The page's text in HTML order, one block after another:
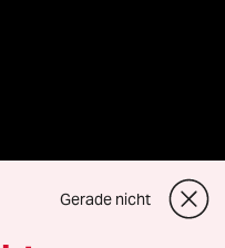
Gerade nicht